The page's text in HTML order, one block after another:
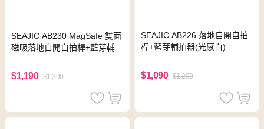
SEAJIC AB230 MagSafe 雙面
磁吸落地自開自拍桿+藍芽輔拍
$1,190 $1,390
SEAJIC AB226 落地自開自拍
桿+藍芽輔拍器(光感白)
$1,090 $1,290